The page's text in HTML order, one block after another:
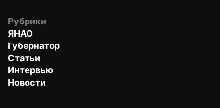
Рубрики
ЯНАО
Губернатор
Статьи
Интервью
Новости